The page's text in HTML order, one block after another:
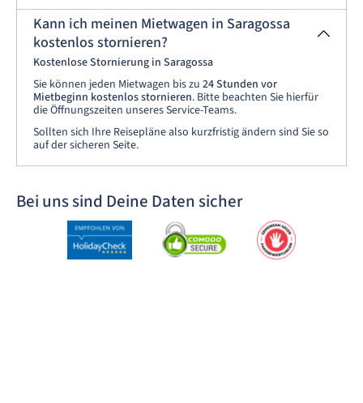
Kann ich meinen Mietwagen in Saragossa
kostenlos stornieren?
Kostenlose Stornierung in Saragossa
Sie können jeden Mietwagen bis zu 24 Stunden vor
Mietbeginn kostenlos stornieren. Bitte beachten Sie hierfür
die Öffnungszeiten unseres Service-Teams.
Sollten sich Ihre Reisepläne also kurzfristig ändern sind Sie so
auf der sicheren Seite.
Bei uns sind Deine Daten sicher